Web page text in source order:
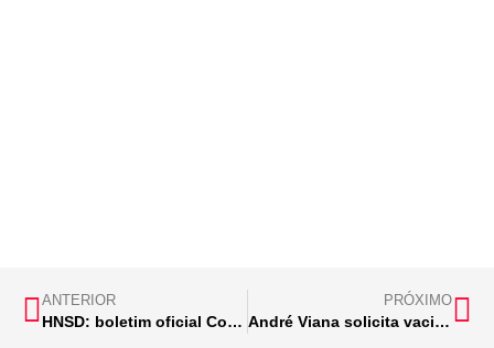
ANTERIOR
HNSD: boletim oficial Covid-19 em 17/01
PRÓXIMO
André Viana solicita vacina para todos trabalhadores da Vale e terceirizados